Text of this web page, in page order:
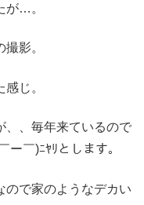
が…。
影。
じ。
、、毎年来ているので
￣)ﾆﾔﾘとします。
ので家のようなデカい